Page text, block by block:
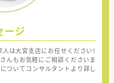
ージ
人は大宮支店にお任せください！
んもお気軽にご相談くださいま
ついてコンサルタントより詳し